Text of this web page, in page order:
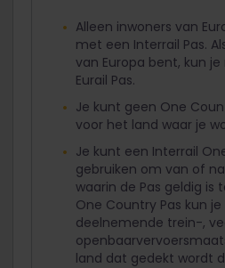
Alleen inwoners van
met een Interrail Pas.
van Europa bent, kun
Eurail Pas.
Je kunt geen One
voor het land waar je
Je kunt een Interrail
gebruiken om van of
waarin de Pas geldig is
One Country Pas kun
deelnemende trein-,
land dat gedekt wordt